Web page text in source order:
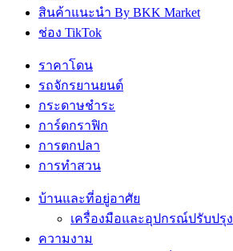
สินค้าแนะนำ By BKK Market
ช่อง TikTok
ราคาโดน
รถจักรยานยนต์
กระดาษชำระ
การ์ดกราฟิก
การตกปลา
การทำสวน
บ้านและที่อยู่อาศัย
เครื่องมือและอุปกรณ์ปรับปรุ
ความงาม